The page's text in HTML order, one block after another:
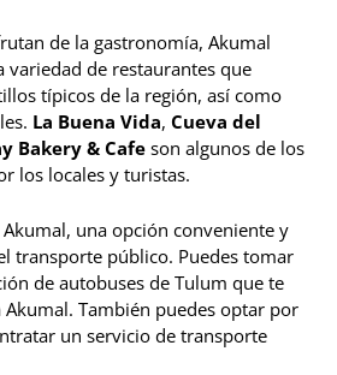
de la gastronomía, Akumal
variedad de restaurantes que
típicos de la región, así como
La Buena Vida, Cueva del
Bakery & Cafeson algunos de los
los locales y turistas.
Akumal, una opción conveniente y
transporte público. Puedes tomar
de autobuses de Tulum que te
También puedes optar por
un servicio de transporte